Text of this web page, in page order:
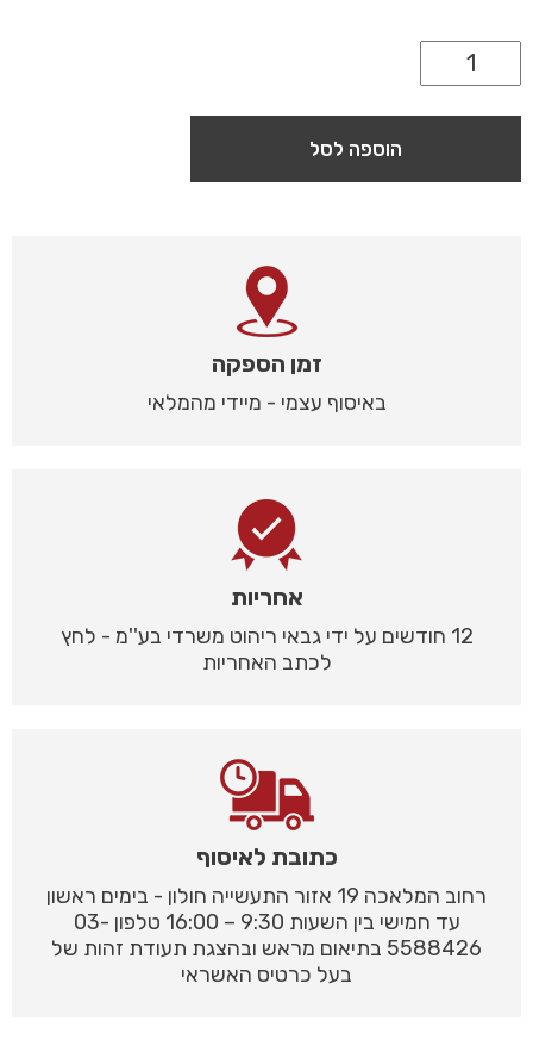
הוספה לסל
זמן הספקה
באיסוף עצמי - מיידי מהמלאי
אחריות
12 חודשים על ידי גבאי ריהוט משרדי בע''מ - לחץ
לכתב האחריות
כתובת לאיסוף
רחוב המלאכה 19 אזור התעשייה חולון - בימים ראשון
עד חמישי בין השעות 9:30 – 16:00 טלפון 03-
5588426 בתיאום מראש ובהצגת תעודת זהות של
בעל כרטיס האשראי